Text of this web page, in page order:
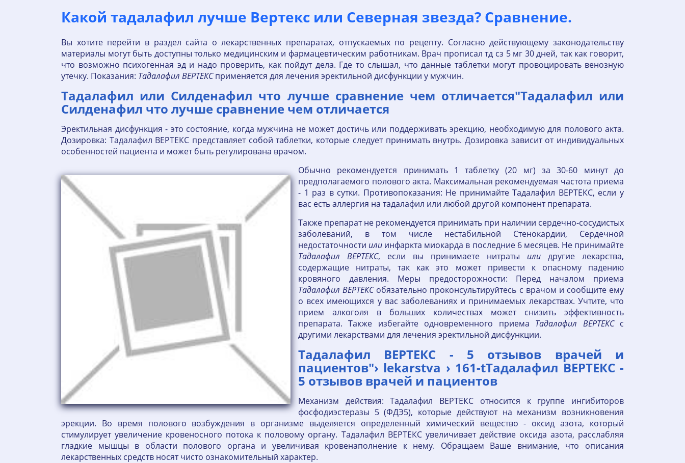
Какой тадалафил лучше Вертекс или Северная звезда? Сравнение.
Вы хотите перейти в раздел сайта о лекарственных препаратах, отпускаемых по рецепту. Согласно действующему законодательству
материалы могут быть доступны только медицинским и фармацевтическим работникам. Врач прописал тд сз 5 мг 30 дней, так как говорит,
что возможно психогенная эд и надо проверить, как пойдут дела. Где то слышал, что данные таблетки могут провоцировать венозную
утечку. Показания: Тадалафил ВЕРТЕКСприменяется для лечения эректильной дисфункции у мужчин.
Тадалафил или Силденафил что лучше сравнение чем отличается"Тадалафил или
Силденафил что лучше сравнение чем отличается
Эректильная дисфункция - это состояние, когда мужчина не может достичь или поддерживать эрекцию, необходимую для полового акта.
Дозировка: Тадалафил ВЕРТЕКС представляет собой таблетки, которые следует принимать внутрь. Дозировка зависит от индивидуальных
особенностей пациента и может быть регулирована врачом.
Обычно рекомендуется принимать 1 таблетку (20 мг) за 30-60 минут до
предполагаемого полового акта. Максимальная рекомендуемая частота приема
- 1 раз в сутки. Противопоказания: Не принимайте Тадалафил ВЕРТЕКС, если у
вас есть аллергия на тадалафил или любой другой компонент препарата.
Также препарат не рекомендуется принимать при наличии сердечно-сосудистых
заболеваний, в том числе нестабильной Стенокардии, Сердечной
недостаточности или инфаркта миокарда в последние 6 месяцев. Не принимайте
Тадалафил
ВЕРТЕКС, если вы принимаете нитраты или другие лекарства,
содержащие нитраты, так как это может привести к опасному падению
кровяного давления. Меры предосторожности: Перед началом приема
Тадалафил ВЕРТЕКСобязательно проконсультируйтесь с врачом и сообщите ему
о всех имеющихся у вас заболеваниях и принимаемых лекарствах. Учтите, что
прием алкоголя в больших количествах может снизить эффективность
препарата. Также избегайте одновременного приема Тадалафил ВЕРТЕКСс
другими лекарствами для лечения эректильной дисфункции.
Тадалафил ВЕРТЕКС - 5 отзывов врачей и
пациентов"› lekarstva › 161-tТадалафил ВЕРТЕКС -
5 отзывов врачей и пациентов
Механизм действия: Тадалафил ВЕРТЕКС относится к группе ингибиторов
фосфодиэстеразы 5 (ФДЭ5), которые действуют на механизм возникновения
эрекции. Во время полового возбуждения в организме выделяется определенный химический вещество - оксид азота, который
стимулирует увеличение кровеносного потока к половому органу. Тадалафил ВЕРТЕКС увеличивает действие оксида азота, расслабляя
гладкие мышцы в области полового органа и увеличивая кровенаполнение к нему. Обращаем Ваше внимание, что описания
лекарственных средств носят чисто ознакомительный характер.